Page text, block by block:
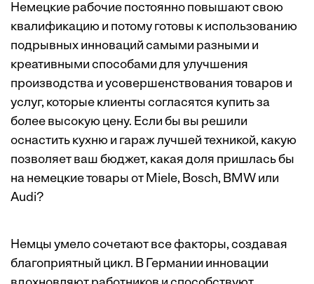
Немецкие рабочие постоянно повышают свою
квалификацию и потому готовы к использованию
подрывных инноваций самыми разными и
креативными способами для улучшения
производства и усовершенствования товаров и
услуг, которые клиенты согласятся купить за
более высокую цену. Если бы вы решили
оснастить кухню и гараж лучшей техникой, какую
позволяет ваш бюджет, какая доля пришлась бы
на немецкие товары от Miele, Bosch, BMW или
Audi?
Немцы умело сочетают все факторы, создавая
благоприятный цикл. В Германии инновации